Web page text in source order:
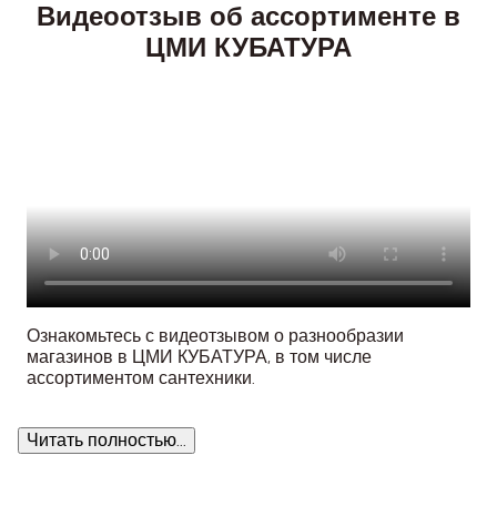
Видеоотзыв об ассортименте в
ЦМИ КУБАТУРА
Ознакомьтесь с видеотзывом о разнообразии
магазинов в ЦМИ КУБАТУРА, в том числе
ассортиментом сантехники.
Читать полностью...